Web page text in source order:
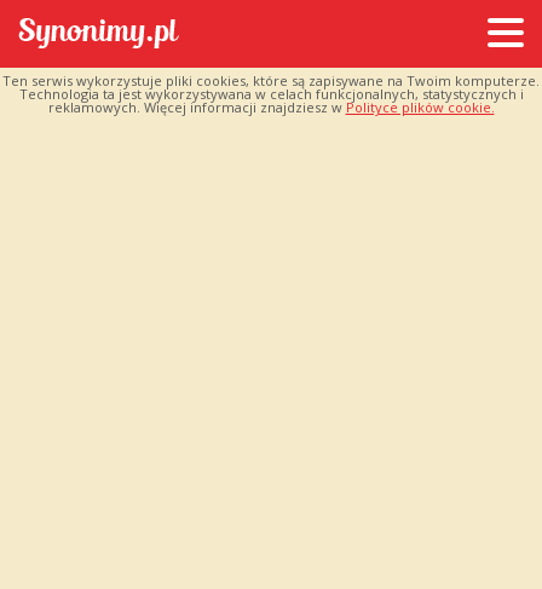
Ten serwis wykorzystuje pliki cookies, które są zapisywane na Twoim komputerze.
Technologia ta jest wykorzystywana w celach funkcjonalnych, statystycznych i
reklamowych. Więcej informacji znajdziesz w Polityce plików cookie.